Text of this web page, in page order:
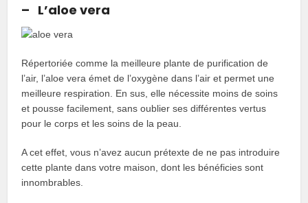
– L’aloe vera
Répertoriée comme la meilleure plante de purification de
l’air, l’aloe vera émet de l’oxygène dans l’air et permet une
meilleure respiration. En sus, elle nécessite moins de soins
et pousse facilement, sans oublier ses différentes vertus
pour le corps et les soins de la peau.
A cet effet, vous n’avez aucun prétexte de ne pas introduire
cette plante dans votre maison, dont les bénéficies sont
innombrables.